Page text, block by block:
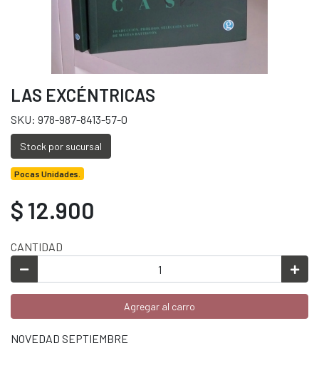
LAS EXCÉNTRICAS
SKU: 978-987-8413-57-0
Stock por sucursal
Pocas Unidades.
$ 12.900
CANTIDAD
Agregar al carro
NOVEDAD SEPTIEMBRE